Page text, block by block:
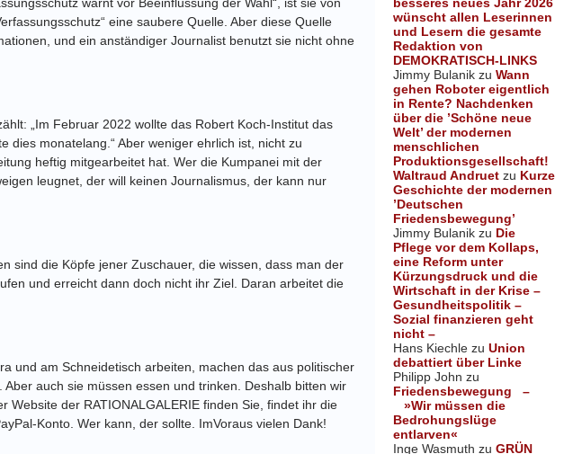
wünscht allen Leserinnen
und Lesern die gesamte
Redaktion von
DEMOKRATISCH-LINKS
Jimmy Bulanik zu Wann
gehen Roboter eigentlich
in Rente? Nachdenken
über die ’Schöne neue
Welt’ der modernen
menschlichen
Produktionsgesellschaft!
Waltraud Andruet zu Kurze
Geschichte der modernen
’Deutschen
Friedensbewegung’
Jimmy Bulanik zu Die
Pflege vor dem Kollaps,
eine Reform unter
Kürzungsdruck und die
Wirtschaft in der Krise –
Gesundheitspolitik –
Sozial finanzieren geht
nicht –
Hans Kiechle zu Union
debattiert über Linke
Philipp John zu
Friedensbewegung –
»Wir müssen die
Bedrohungslüge
entlarven«
Inge Wasmuth zu GRÜN
eine saubere Quelle. Aber diese Quelle
und ein anständiger Journalist benutzt sie nicht ohne
„Im Februar 2022 wollte das Robert Koch-Institut das
dies monatelang.“ Aber weniger ehrlich ist, nicht zu
heftig mitgearbeitet hat. Wer die Kumpanei mit der
leugnet, der will keinen Journalismus, der kann nur
sind die Köpfe jener Zuschauer, die wissen, dass man der
und erreicht dann doch nicht ihr Ziel. Daran arbeitet die
und am Schneidetisch arbeiten, machen das aus politischer
auch sie müssen essen und trinken. Deshalb bitten wir
Website der RATIONALGALERIE finden Sie, findet ihr die
Konto. Wer kann, der sollte. ImVoraus vielen Dank!